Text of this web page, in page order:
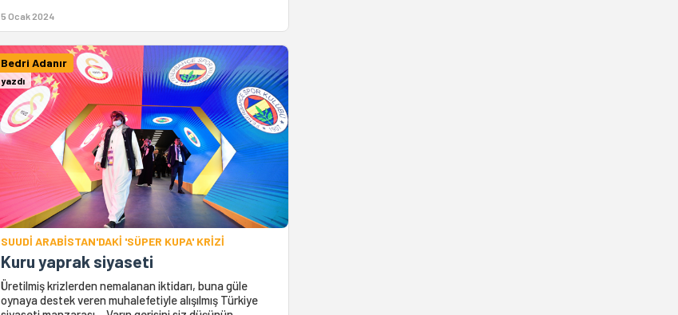
5 Ocak 2024
Bedri Adanır
yazdı
SUUDİ ARABİSTAN'DAKİ 'SÜPER KUPA' KRİZİ
Kuru yaprak siyaseti
Üretilmiş krizlerden nemalanan iktidarı, buna güle
oynaya destek veren muhalefetiyle alışılmış Türkiye